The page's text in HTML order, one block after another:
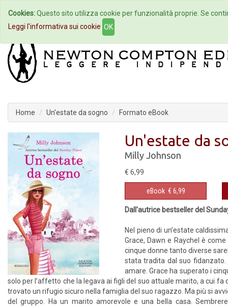
Home Autori Eventi
Home Un'estate da sogno Formato eBook
Un'estate da
Milly Johnson
€ 6,99
eBook € 6,99
Dall'autrice bestseller del
Nel pieno di un’estate
Grace, Dawn e Raychel è
cinque donne tanto diverse
stata tradita dal suo
amare. Grace ha superato i
solo per l’affetto che la legava ai figli del suo attuale marito, a cui
trovato un rifugio sicuro nella famiglia del suo ragazzo. Ma più si
del gruppo. Ha un marito amorevole e una bella casa.
Cookies:Questo sito utilizza cookie per funzionalità proprie. Se
Leggi l'informativa sui cookie OK